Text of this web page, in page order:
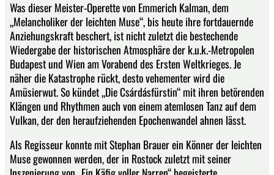
Was dieser Meister-Operette von Emmerich Kalman, dem
„Melancholiker der leichten Muse“, bis heute ihre fortdauernde
Anziehungskraft beschert, ist nicht zuletzt die bestechende
Wiedergabe der historischen Atmosphäre der k.u.k.-Metropolen
Budapest und Wien am Vorabend des Ersten Weltkrieges. Je
näher die Katastrophe rückt, desto vehementer wird die
Amüsierwut. So kündet „Die Csárdásfürstin“ mit ihren betörenden
Klängen und Rhythmen auch von einem atemlosen Tanz auf dem
Vulkan, der den heraufziehenden Epochenwandel ahnen lässt.
Als Regisseur konnte mit Stephan Brauer ein Könner der leichten
Muse gewonnen werden, der in Rostock zuletzt mit seiner